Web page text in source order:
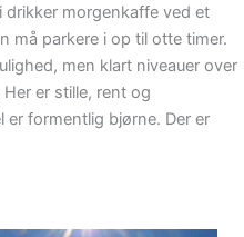
drikker morgenkaffe ved et
må parkere i op til otte timer.
men klart niveauer over
er stille, rent og
formentlig bjørne. Der er